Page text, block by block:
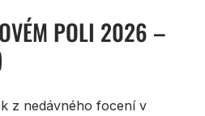
POLI 2026 –
z nedávného focení v